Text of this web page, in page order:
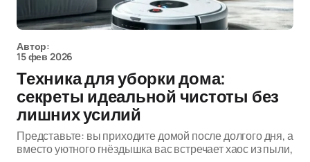
Автор:
15 фев 2026
Техника для уборки дома:
секреты идеальной чистоты без
лишних усилий
Представьте: вы приходите домой после долгого дня, а
вместо уютного гнёздышка вас встречает хаос из пыли,